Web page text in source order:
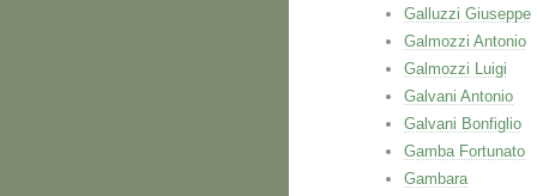
Galluzzi Giuseppe
Galmozzi Antonio
Galmozzi Luigi
Galvani Antonio
Galvani Bonfiglio
Gamba Fortunato
Gambara